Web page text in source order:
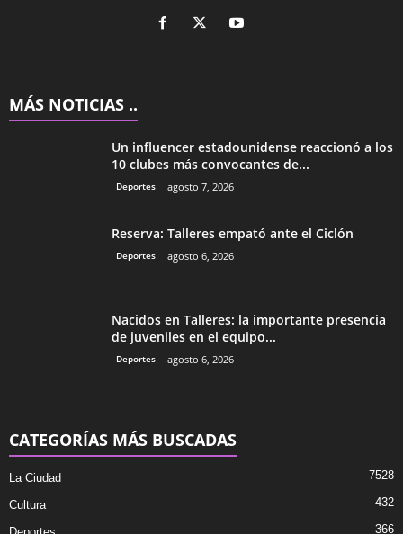
MÁS NOTICIAS ..
Un influencer estadounidense reaccionó a los
10 clubes más convocantes de...
Deportes agosto 7, 2026
Reserva: Talleres empató ante el Ciclón
Deportes agosto 6, 2026
Nacidos en Talleres: la importante presencia
de juveniles en el equipo...
Deportes agosto 6, 2026
CATEGORÍAS MÁS BUSCADAS
La Ciudad 7528
Cultura 432
366